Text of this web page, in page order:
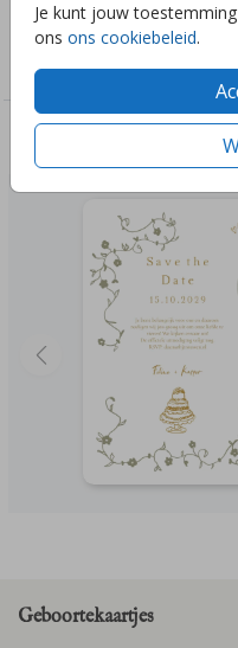
Je kunt jouw
ons ons cookiebeleid.
Collectie
Save the date kaarten
Deze ontwerpen vind
Geboortekaartjes